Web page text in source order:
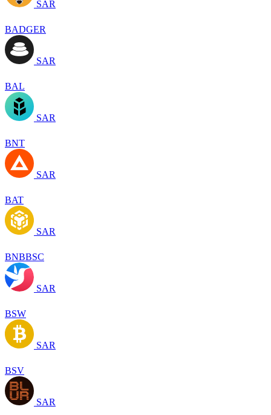
SAR
BADGER
SAR
BAL
SAR
BNT
SAR
BAT
SAR
BNBBSC
SAR
BSW
SAR
BSV
SAR